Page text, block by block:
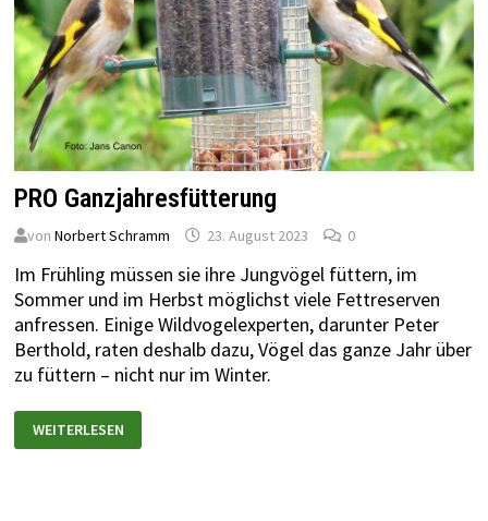
PRO Ganzjahresfütterung
von Norbert Schramm 23. August 2023 0
Im Frühling müssen sie ihre Jungvögel füttern, im
Sommer und im Herbst möglichst viele Fettreserven
anfressen. Einige Wildvogelexperten, darunter Peter
Berthold, raten deshalb dazu, Vögel das ganze Jahr über
zu füttern – nicht nur im Winter.
WEITERLESEN